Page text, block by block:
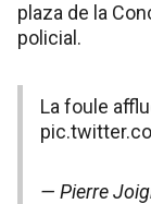
plaza de la
policial.
La foule
— Pierre